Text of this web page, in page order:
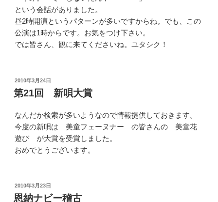
という会話がありました。
昼2時開演というパターンが多いですからね。でも、この
公演は1時からです。お気をつけ下さい。
では皆さん、観に来てくださいね。ユタシク！
投
稿
日:
2010年3月24日
第21回 新唄大賞
なんだか検索が多いようなので情報提供しておきます。
今度の新唄は 美童フェーヌナー の皆さんの 美童花
遊び が大賞を受賞しました。
おめでとうございます。
投
稿
2010年3月23日
恩納ナビー稽古